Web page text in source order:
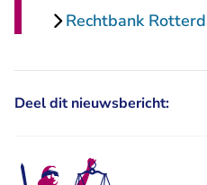
Rechtbank
Deel dit nieuwsbericht: